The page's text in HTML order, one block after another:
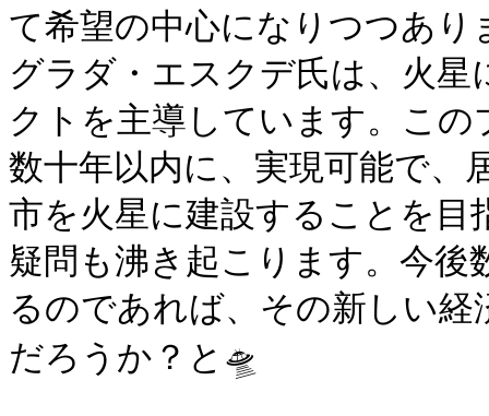
て希望の中心になりつつあ
グラダ・エスクデ氏は、火
クトを主導しています。こ
数十年以内に、実現可能で、
市を火星に建設することを
疑問も沸き起こります。今後
るのであれば、その新しい
だろうか？と🛸